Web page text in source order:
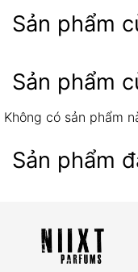
Niixt Parfums
chính hãng
07 ngày
trong quá trình
Giao sai mẫu
Sản phẩm
Sản phẩm
Không có sản phẩm
Sản phẩm